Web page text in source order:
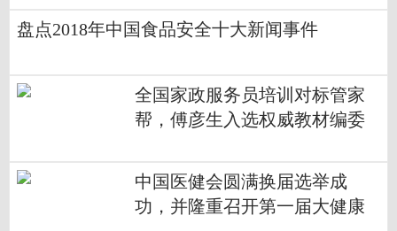
盘点2018年中国食品安全十大新闻事件
全国家政服务员培训对标管家
帮，傅彦生入选权威教材编委
中国医健会圆满换届选举成
功，并隆重召开第一届大健康